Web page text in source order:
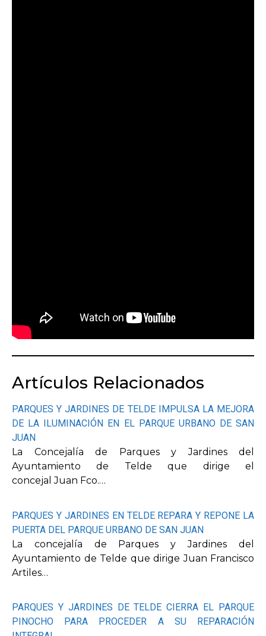
Artículos Relacionados
PARQUES Y JARDINES DE TELDE IMPULSA LA MEJORA
DE LA ILUMINACIÓN EN EL PARQUE URBANO DE SAN
JUAN
La Concejalía de Parques y Jardines del
Ayuntamiento de Telde que dirige el
concejal Juan Fco.…
PARQUES Y JARDINES EN TELDE REPARA Y REPONE LA
PUERTA DEL PARQUE URBANO DE SAN JUAN
La concejalía de Parques y Jardines del
Ayuntamiento de Telde que dirige Juan Francisco
Artiles…
PARQUES Y JARDINES DE TELDE CIERRA EL PARQUE
PINOCHO PARA PROCEDER A SU REPARACIÓN